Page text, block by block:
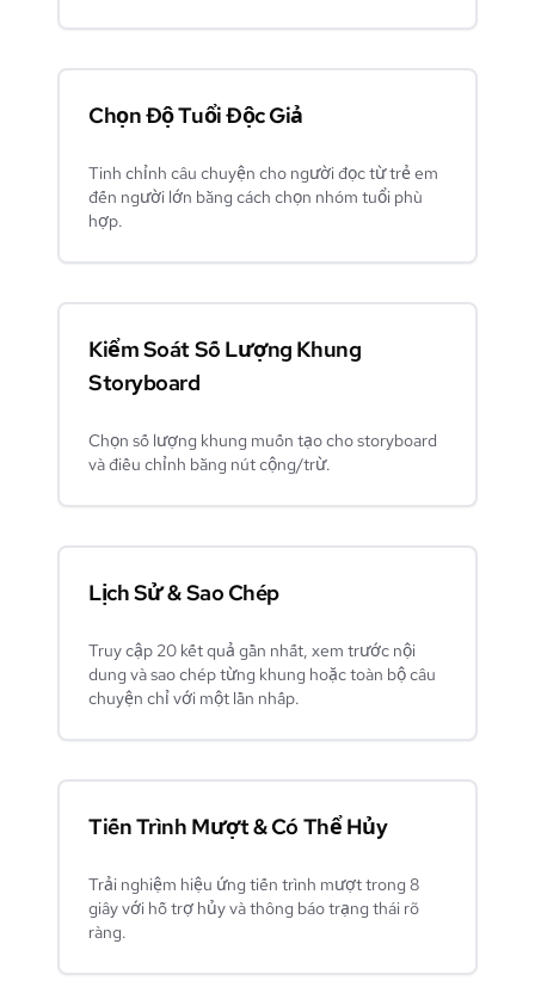
Chọn Độ Tuổi Độc Giả
Tinh chỉnh câu chuyện cho người đọc từ trẻ em
đến người lớn bằng cách chọn nhóm tuổi phù
hợp.
Kiểm Soát Số Lượng Khung
Storyboard
Chọn số lượng khung muốn tạo cho storyboard
và điều chỉnh bằng nút cộng/trừ.
Lịch Sử & Sao Chép
Truy cập 20 kết quả gần nhất, xem trước nội
dung và sao chép từng khung hoặc toàn bộ câu
chuyện chỉ với một lần nhấp.
Tiến Trình Mượt & Có Thể Hủy
Trải nghiệm hiệu ứng tiến trình mượt trong 8
giây với hỗ trợ hủy và thông báo trạng thái rõ
ràng.